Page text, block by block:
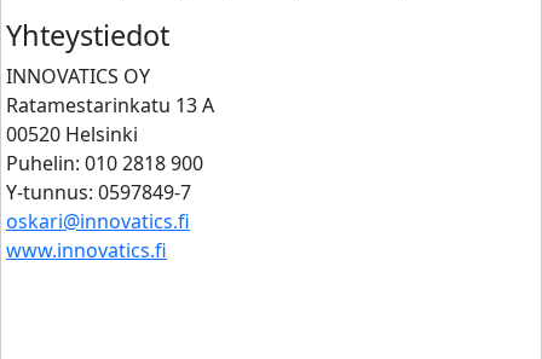
Yhteystiedot
INNOVATICS OY
Ratamestarinkatu 13 A
00520 Helsinki
Puhelin: 010 2818 900
Y-tunnus: 0597849-7
oskari@innovatics.fi
www.innovatics.fi